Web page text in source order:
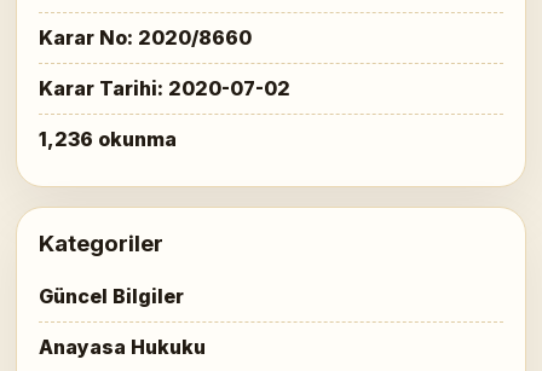
Karar No: 2020/8660
Karar Tarihi: 2020-07-02
1,236 okunma
Kategoriler
Güncel Bilgiler
Anayasa Hukuku